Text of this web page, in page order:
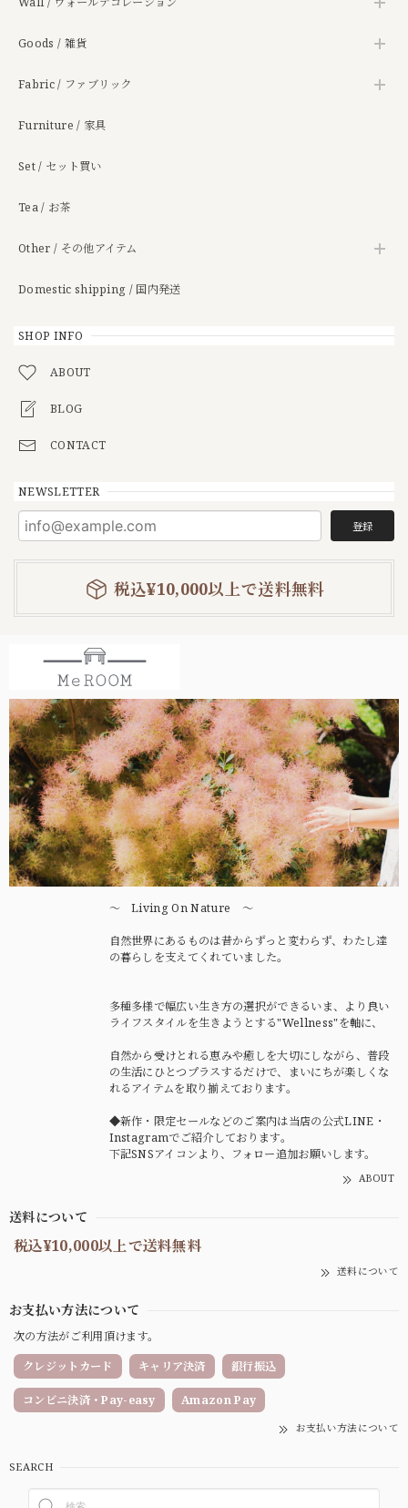
Goods / 雑貨
Fabric / ファブリック
Furniture / 家具
Set / セット買い
Tea / お茶
Other / その他アイテム
Domestic shipping / 国内発送
SHOP INFO
ABOUT
BLOG
CONTACT
NEWSLETTER
登録
税込¥10,000以上で送料無料
〜 Living On Nature 〜
自然世界にあるものは昔からずっと変わらず、わたし達
の暮らしを支えてくれていました。
多種多様で幅広い生き方の選択ができるいま、より良い
ライフスタイルを生きようとする"Wellness"を軸に、
自然から受けとれる恵みや癒しを大切にしながら、普段
の生活にひとつプラスするだけで、まいにちが楽しくな
れるアイテムを取り揃えております。
◆新作・限定セールなどのご案内は当店の公式LINE・
Instagramでご紹介しております。
下記SNSアイコンより、フォロー追加お願いします。
ABOUT
送料について
税込¥10,000以上で送料無料
送料について
お支払い方法について
次の方法がご利用頂けます。
クレジットカード
キャリア決済 銀行振込
コンビニ決済・Pay-easy Amazon Pay
お支払い方法について
SEARCH